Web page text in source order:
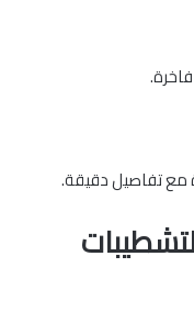
تفاصيل دقيقة.